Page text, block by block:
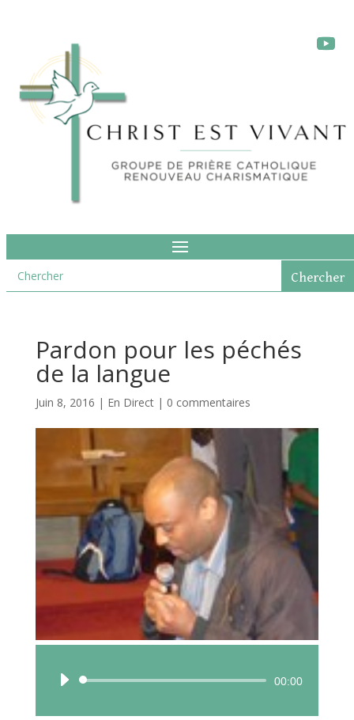
Pardon pour les péchés
de la langue
Juin 8, 2016 | En Direct| 0 commentaires
Lecteur
00:00